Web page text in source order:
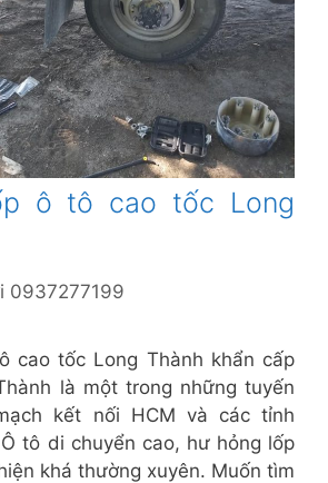
ô tô cao tốc Long
0937277199
cao tốc Long Thành khẩn cấp
là một trong những tuyến
kết nối HCM và các tỉnh
tô di chuyển cao, hư hỏng lốp
khá thường xuyên. Muốn tìm